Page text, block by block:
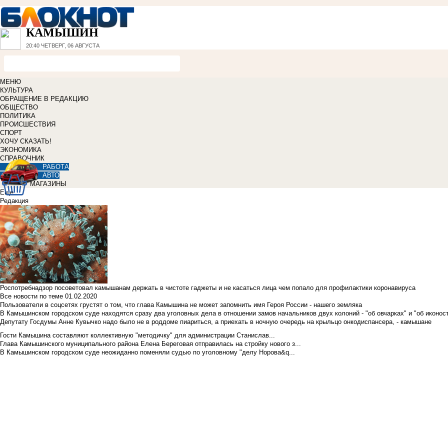
КАМЫШИН
20:40 ЧЕТВЕРГ, 06 АВГУСТА
МЕНЮ
КУЛЬТУРА
ОБРАЩЕНИЕ В РЕДАКЦИЮ
ОБЩЕСТВО
ПОЛИТИКА
ПРОИСШЕСТВИЯ
СПОРТ
ХОЧУ СКАЗАТЬ!
ЭКОНОМИКА
СПРАВОЧНИК
РАБОТА
АВТО
МАГАЗИНЫ
Еще
Редакция
Роспотребнадзор посоветовал камышанам держать в чистоте гаджеты и не касаться лица чем попало для профилактики коронавируса
Все новости по теме 01.02.2020
Пользователи в соцсетях грустят о том, что глава Камышина не может запомнить имя Героя России - нашего земляка
В Камышинском городском суде находятся сразу два уголовных дела в отношении замов начальников двух колоний - "об овчарках" и "об
Депутату Госдумы Анне Кувычко надо было не в роддоме пиариться, а приехать в ночную очередь на крыльцо онкодиспансера, - камышане
Гости Камышина составляют коллективную "методичку" для администрации Станислав...
Глава Камышинского муниципального района Елена Береговая отправилась на стройку нового з...
В Камышинском городском суде неожиданно поменяли судью по уголовному "делу Норова&q...